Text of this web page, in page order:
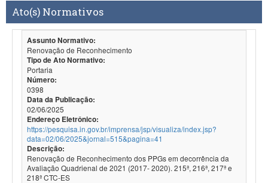
Ato(s) Normativos
Assunto Normativo:
Renovação de Reconhecimento
Tipo de Ato Normativo:
Portaria
Número:
0398
Data da Publicação:
02/06/2025
Endereço Eletrônico:
https://pesquisa.in.gov.br/imprensa/jsp/visualiza/index.jsp?
data=02/06/2025&jornal=515&pagina=41
Descrição:
Renovação de Reconhecimento dos PPGs em decorrência da
Avaliação Quadrienal de 2021 (2017- 2020). 215ª, 216ª, 217ª e
218ª CTC-ES